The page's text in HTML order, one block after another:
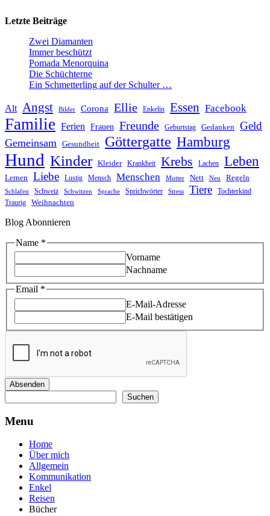
Letzte Beiträge
Zwei Diamanten
Immer beschützt
Pomada Menorquina
Die Schüchterne
Ein Schmetterling auf der Schulter …
Alt Angst Bilder Corona Ellie Enkelin Essen Facebook
Familie Ferien Frauen Freunde Geburtstag Gedanken Geld
Gemeinsam Gesundheit Göttergatte Hamburg
Hund Kinder Kleider Krankheit Krebs Lachen Leben
Lernen Liebe Lustig Mensch Menschen Mutter Nett Neu Regeln
Schlafen Schweiz Schwitzen Sprache Sprichwörter Stress Tiere Tochterkind
Traurig Weihnachten
Blog Abonnieren
Name *
Vorname
Nachname
Email
Name
Email *
E-Mail-Adresse
E-Mail bestätigen
Absenden
Suchen
Menu
Home
Über mich
Allgemein
Kommunikation
Enkel
Reisen
Bücher